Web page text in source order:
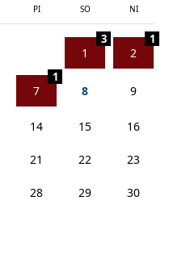
PI SO NI
1
3
2
1
7
1
8 9
14 15 16
21 22 23
28 29 30